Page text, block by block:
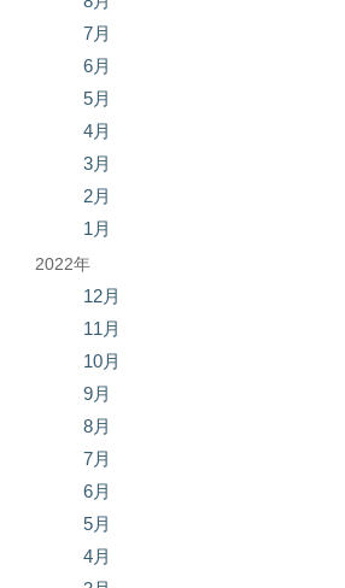
7月
6月
5月
4月
3月
2月
1月
2022年
12月
11月
10月
9月
8月
7月
6月
5月
4月